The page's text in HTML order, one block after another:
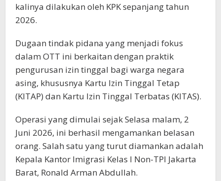
kalinya dilakukan oleh KPK sepanjang tahun
2026.
Dugaan tindak pidana yang menjadi fokus
dalam OTT ini berkaitan dengan praktik
pengurusan izin tinggal bagi warga negara
asing, khususnya Kartu Izin Tinggal Tetap
(KITAP) dan Kartu Izin Tinggal Terbatas (KITAS).
Operasi yang dimulai sejak Selasa malam, 2
Juni 2026, ini berhasil mengamankan belasan
orang. Salah satu yang turut diamankan adalah
Kepala Kantor Imigrasi Kelas I Non-TPI Jakarta
Barat, Ronald Arman Abdullah.